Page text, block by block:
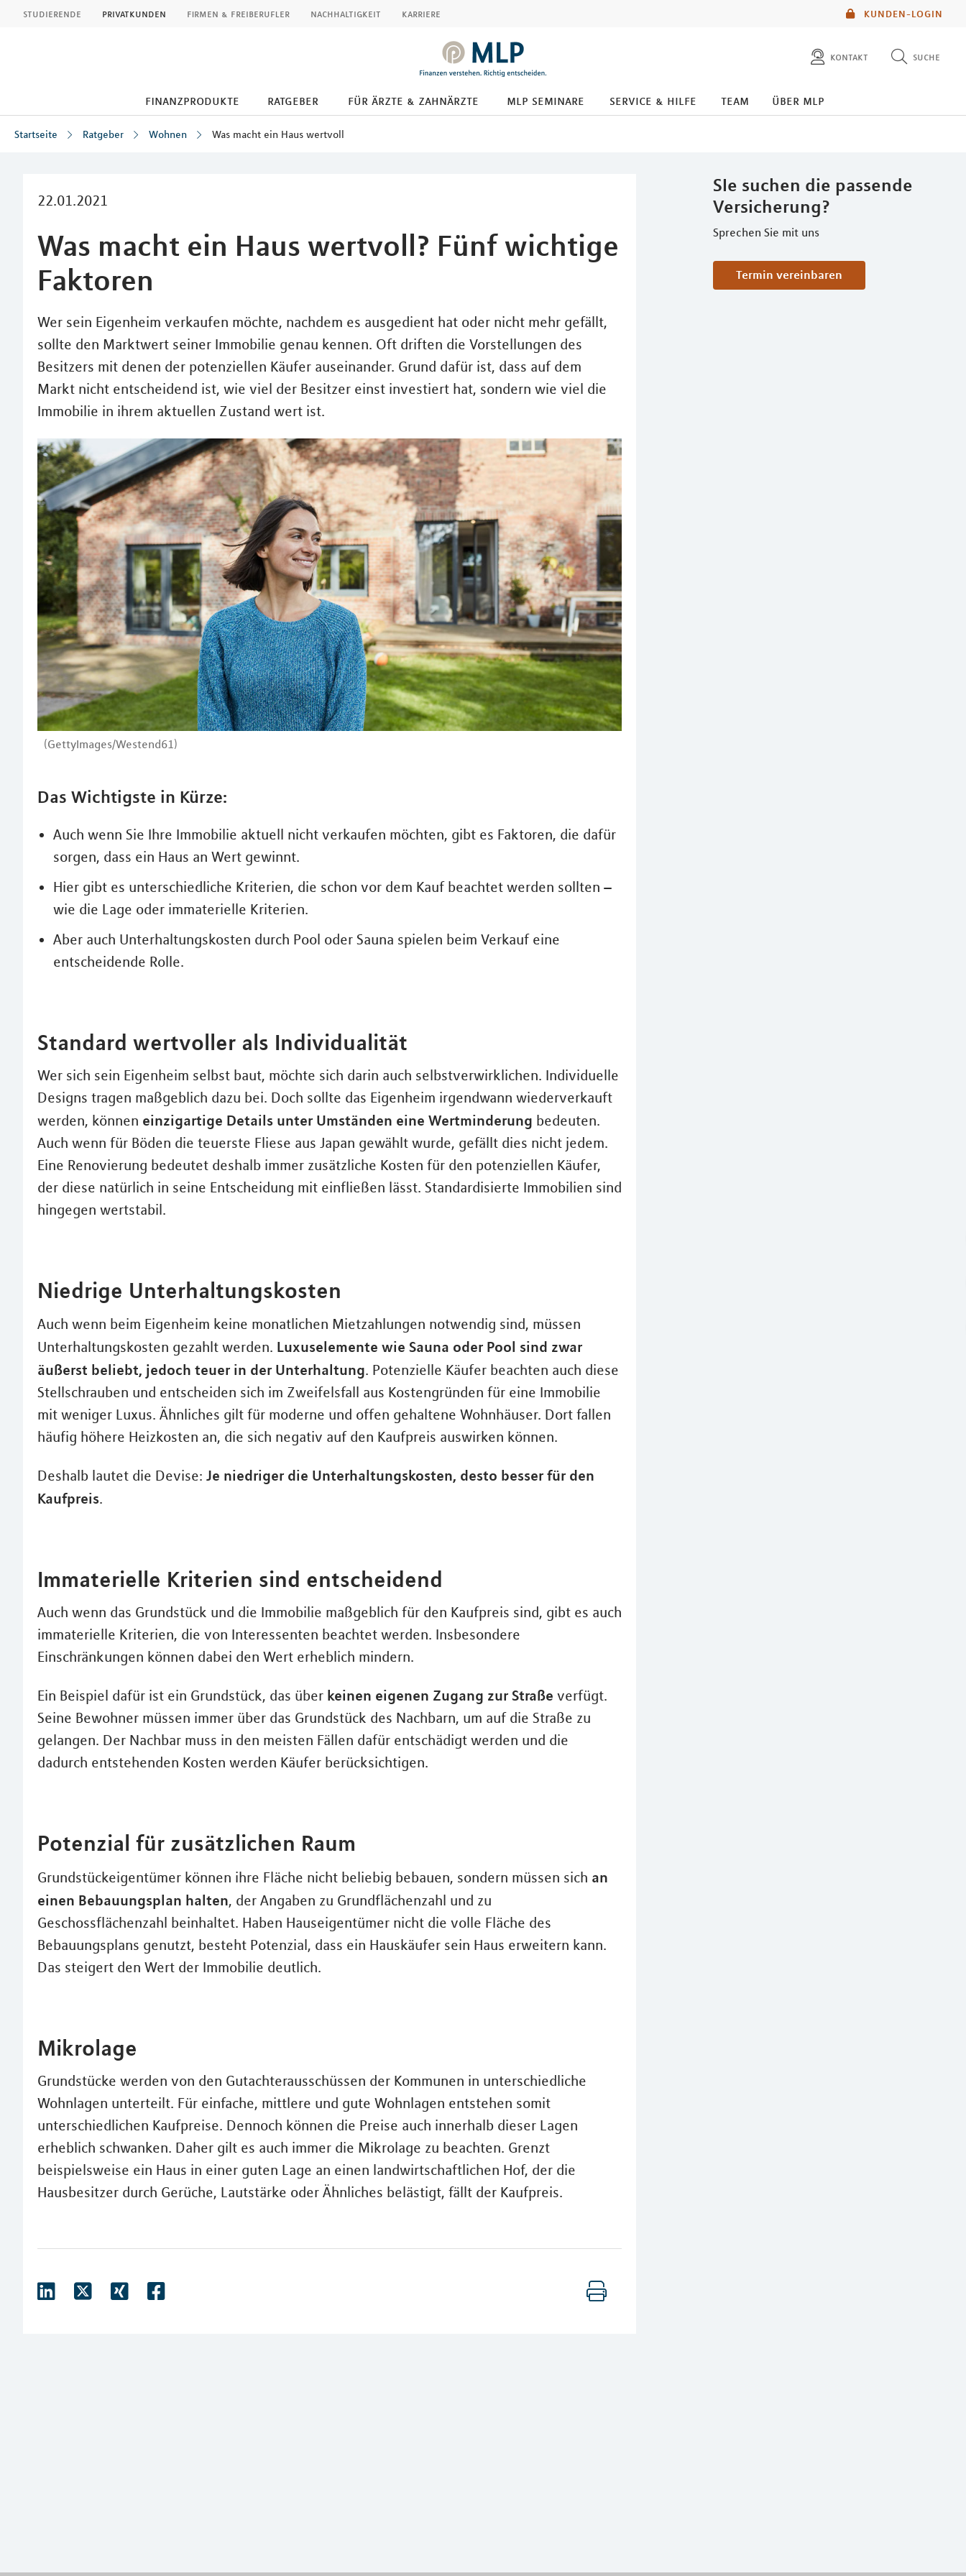
KUNDEN-LOGIN
studierende privatkunden firmen & freiberufler nachhaltigkeit karriere
kontakt suche
diese website durchsuchen
finanzprodukte ratgeber für ärzte & zahnärzte mlp seminare service & hilfe team über mlp
Startseite Ratgeber Wohnen Was macht ein Haus wertvoll
22.01.2021
Was macht ein Haus wertvoll? Fünf wichtige
Faktoren
Wer sein Eigenheim verkaufen möchte, nachdem es ausgedient hat oder nicht mehr gefällt,
sollte den Marktwert seiner Immobilie genau kennen. Oft driften die Vorstellungen des
Besitzers mit denen der potenziellen Käufer auseinander. Grund dafür ist, dass auf dem
Markt nicht entscheidend ist, wie viel der Besitzer einst investiert hat, sondern wie viel die
Immobilie in ihrem aktuellen Zustand wert ist.
(GettyImages/Westend61)
SIe suchen die passende
Versicherung?
Sprechen Sie mit uns
Termin vereinbaren
Das Wichtigste in Kürze:
Auch wenn Sie Ihre Immobilie aktuell nicht verkaufen möchten, gibt es Faktoren, die dafür
sorgen, dass ein Haus an Wert gewinnt.
Hier gibt es unterschiedliche Kriterien, die schon vor dem Kauf beachtet werden sollten –
wie die Lage oder immaterielle Kriterien.
Aber auch Unterhaltungskosten durch Pool oder Sauna spielen beim Verkauf eine
entscheidende Rolle.
Standard wertvoller als Individualität
Wer sich sein Eigenheim selbst baut, möchte sich darin auch selbstverwirklichen. Individuelle
Designs tragen maßgeblich dazu bei. Doch sollte das Eigenheim irgendwann wiederverkauft
werden, können einzigartige Details unter Umständen eine Wertminderung bedeuten.
Auch wenn für Böden die teuerste Fliese aus Japan gewählt wurde, gefällt dies nicht jedem.
Eine Renovierung bedeutet deshalb immer zusätzliche Kosten für den potenziellen Käufer,
der diese natürlich in seine Entscheidung mit einfließen lässt. Standardisierte Immobilien sind
hingegen wertstabil.
Niedrige Unterhaltungskosten
Auch wenn beim Eigenheim keine monatlichen Mietzahlungen notwendig sind, müssen
Unterhaltungskosten gezahlt werden. Luxuselemente wie Sauna oder Pool sind zwar
äußerst beliebt, jedoch teuer in der Unterhaltung. Potenzielle Käufer beachten auch diese
Stellschrauben und entscheiden sich im Zweifelsfall aus Kostengründen für eine Immobilie
mit weniger Luxus. Ähnliches gilt für moderne und offen gehaltene Wohnhäuser. Dort fallen
häufig höhere Heizkosten an, die sich negativ auf den Kaufpreis auswirken können.
Deshalb lautet die Devise: Je niedriger die Unterhaltungskosten, desto besser für den
Kaufpreis.
Immaterielle Kriterien sind entscheidend
Auch wenn das Grundstück und die Immobilie maßgeblich für den Kaufpreis sind, gibt es auch
immaterielle Kriterien, die von Interessenten beachtet werden. Insbesondere
Einschränkungen können dabei den Wert erheblich mindern.
Ein Beispiel dafür ist ein Grundstück, das über keinen eigenen Zugang zur Straße verfügt.
Seine Bewohner müssen immer über das Grundstück des Nachbarn, um auf die Straße zu
gelangen. Der Nachbar muss in den meisten Fällen dafür entschädigt werden und die
dadurch entstehenden Kosten werden Käufer berücksichtigen.
Potenzial für zusätzlichen Raum
Grundstückeigentümer können ihre Fläche nicht beliebig bebauen, sondern müssen sich an
einen Bebauungsplan halten, der Angaben zu Grundflächenzahl und zu
Geschossflächenzahl beinhaltet. Haben Hauseigentümer nicht die volle Fläche des
Bebauungsplans genutzt, besteht Potenzial, dass ein Hauskäufer sein Haus erweitern kann.
Das steigert den Wert der Immobilie deutlich.
Mikrolage
Grundstücke werden von den Gutachterausschüssen der Kommunen in unterschiedliche
Wohnlagen unterteilt. Für einfache, mittlere und gute Wohnlagen entstehen somit
unterschiedlichen Kaufpreise. Dennoch können die Preise auch innerhalb dieser Lagen
erheblich schwanken. Daher gilt es auch immer die Mikrolage zu beachten. Grenzt
beispielsweise ein Haus in einer guten Lage an einen landwirtschaftlichen Hof, der die
Hausbesitzer durch Gerüche, Lautstärke oder Ähnliches belästigt, fällt der Kaufpreis.